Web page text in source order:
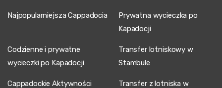
Najpopularniejsza Cappadocia
Prywatna wycieczka po
Kapadocji
Codzienne i prywatne
wycieczki po Kapadocji
Transfer lotniskowy w
Stambule
Cappadockie Aktywności Transfer z lotniska w